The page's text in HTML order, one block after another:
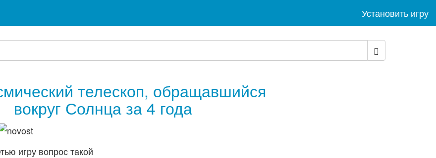
Установить игру
телескоп, обращавшийся
вокруг Солнца за 4 года
игру вопрос такой